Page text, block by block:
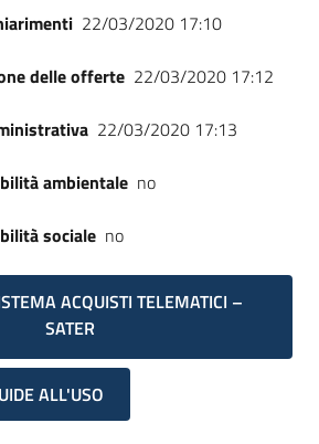
22/03/2020 17:10
delle offerte 22/03/2020 17:12
22/03/2020 17:13
ambientale no
sociale no
ACQUISTI TELEMATICI –
SATER
ALL'USO